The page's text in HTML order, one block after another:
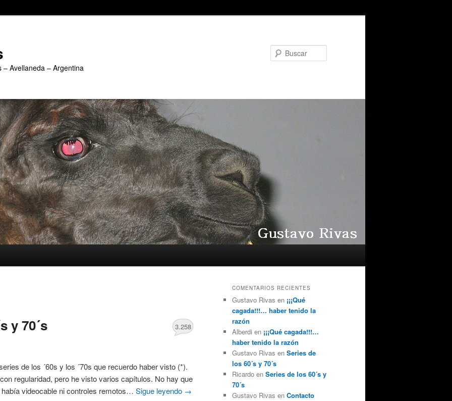
Avellaneda – Argentina
y 70´s 3.258
de los ´60s y los ´70s que recuerdo haber visto (*).
regularidad, pero he visto varios capítulos. No hay que
videocable ni controles remotos… Sigue leyendo →
COMENTARIOS RECIENTES
Gustavo Rivas en ¡¡¡Qué
cagada!!!… haber tenido la
razón
Alberdi en ¡¡¡Qué cagada!!!…
haber tenido la razón
Gustavo Rivas en Series de
los 60´s y 70´s
Ricardo en Series de los 60´s y
70´s
Gustavo Rivas en Contacto